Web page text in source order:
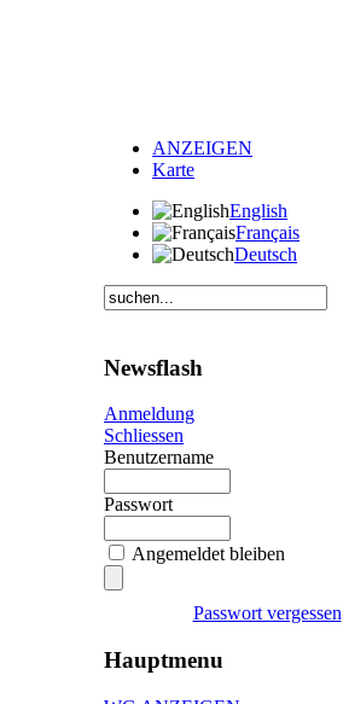
ANZEIGEN
Karte
English
Français
Deutsch
Newsflash
Anmeldung
Schliessen
Benutzername
Passwort
Angemeldet bleiben
Passwort vergessen
Hauptmenu